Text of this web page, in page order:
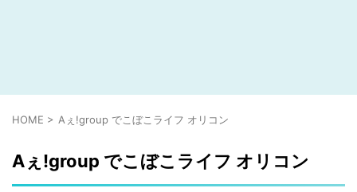
HOME > Aぇ!group でこぼこライフ オリコン
Aぇ!group でこぼこライフ オリコン